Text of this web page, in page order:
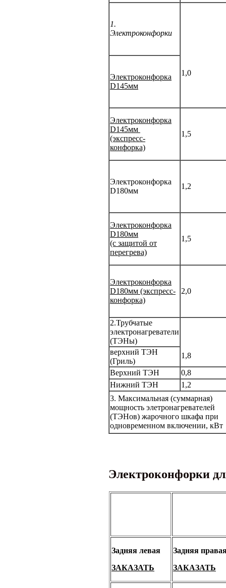
1.
Электроконфорки
1,0
Электроконфорка
D145мм
Электроконфорка
D145мм
(экспресс-
конфорка)
1,5
Электроконфорка
D180мм
1,2
Электроконфорка
D180мм
(с защитой от
перегрева)
1,5
Электроконфорка
D180мм (экспресс-
конфорка)
2,0
2.Трубчатые
электронагреватели
(ТЭНы)
1,8
верхний ТЭН
(Гриль)
Верхний ТЭН
0,8
Нижний ТЭН
1,2
3. Максимальная (суммарная)
мощность элетронагревателей
(ТЭНов) жарочного шкафа при
одновременном включении, кВт
Электроконфорки
Задняя левая
ЗАКАЗАТЬ
Задняя
ЗАКАЗАТЬ